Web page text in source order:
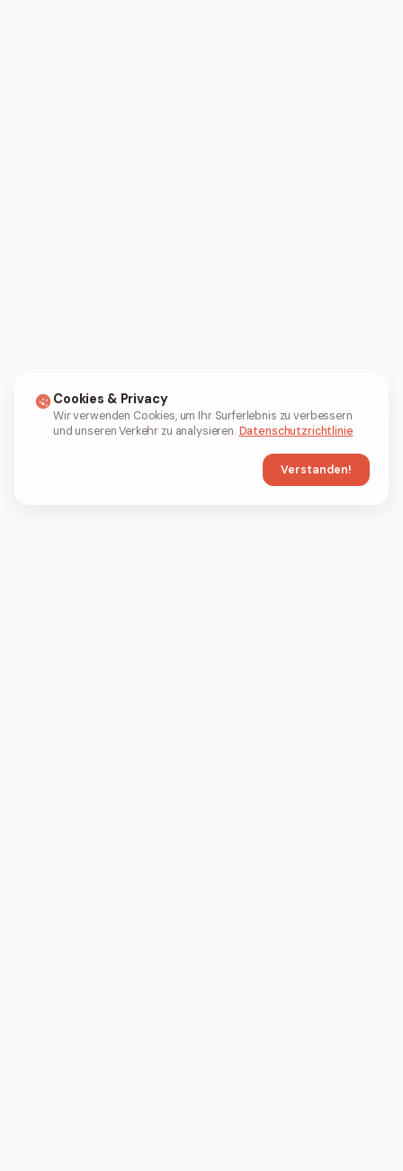
Cookies & Privacy
Wir verwenden Cookies, um Ihr Surferlebnis zu verbessern
und unseren Verkehr zu analysieren. Datenschutzrichtlinie
Verstanden!